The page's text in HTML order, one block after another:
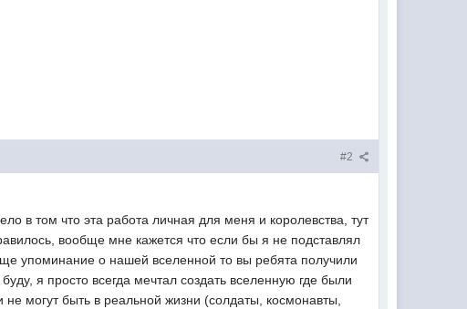
#2
в том что эта работа личная для меня и королевства, тут
вообще мне кажется что если бы я не подставлял
упоминание о нашей вселенной то вы ребята получили
я просто всегда мечтал создать вселенную где были
могут быть в реальной жизни (солдаты, космонавты,